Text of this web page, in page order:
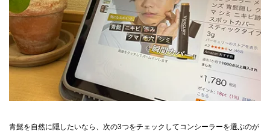
青髭を自然に隠したいなら、次の3つをチェックしてコンシーラーを選ぶのが